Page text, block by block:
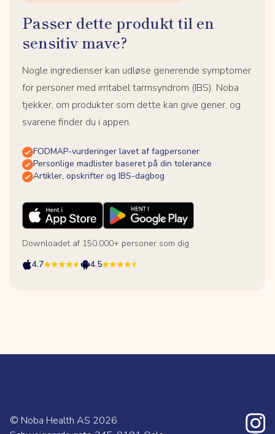
Passer dette produkt til en
sensitiv mave?
Nogle ingredienser kan udløse generende symptomer
for personer med irritabel tarmsyndrom (IBS). Noba
tjekker, om produkter som dette kan give gener, og
svarene finder du i appen.
FODMAP-vurderinger lavet af fagpersoner
Personlige madlister baseret på din tolerance
Artikler, opskrifter og IBS-dagbog
Downloadet af 150.000+ personer som dig
4.7
4.5
© Noba Health AS 2026